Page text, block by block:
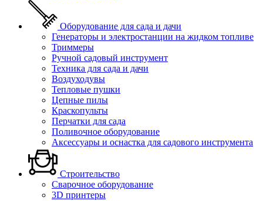
Оборудование для сада и дачи
Генераторы и электростанции на жидком топливе
Триммеры
Ручной садовый инструмент
Техника для сада и дачи
Воздуходувы
Тепловые пушки
Цепные пилы
Краскопульты
Перчатки для сада
Поливочное оборудование
Аксессуары и оснастка для садового инструмента
Строительство
Сварочное оборудование
3D принтеры